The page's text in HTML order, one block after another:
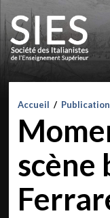
Accueil /
scène